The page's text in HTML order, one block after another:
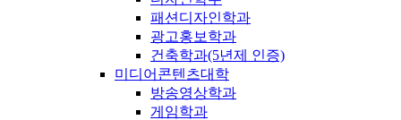
패션디자인학과
광고홍보학과
건축학과(5년제 인증)
미디어콘텐츠대학
방송영상학과
게임학과